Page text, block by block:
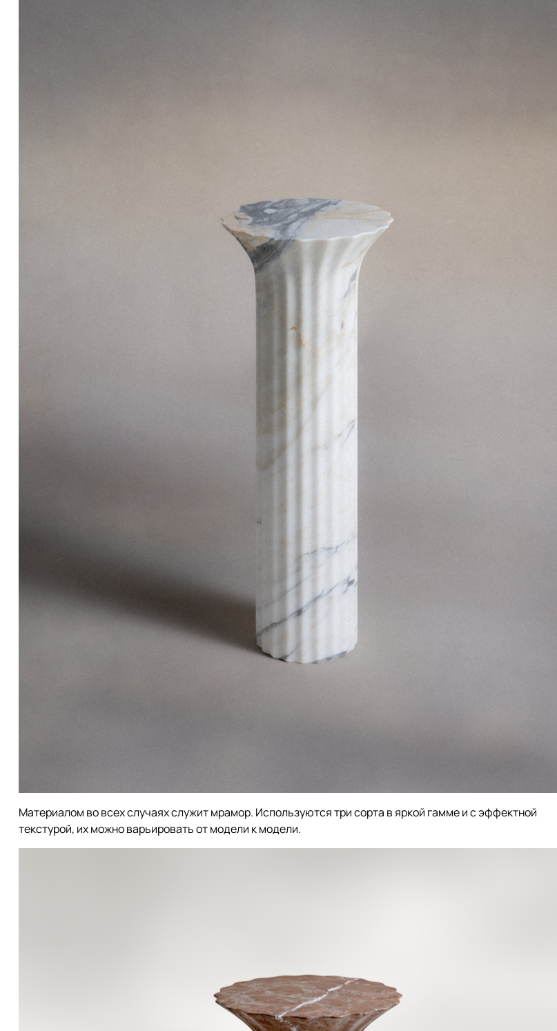
Материалом во всех случаях служит мрамор. Используются три сорта в яркой гамме и с эффектной
текстурой, их можно варьировать от модели к модели.